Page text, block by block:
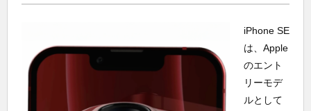
iPhone SE
は、Apple
のエント
リーモデ
ルとして